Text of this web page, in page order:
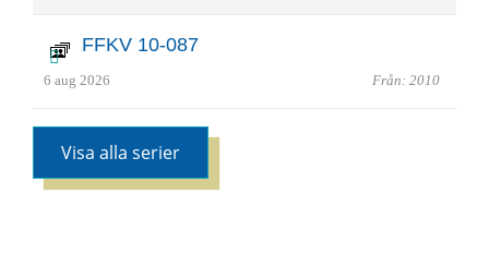
FFKV 10-087
6 aug 2026 Från: 2010
Visa alla serier